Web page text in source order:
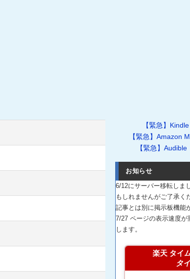
【緊急】
【緊急】Amazon
【緊急】
お知らせ
6/12にサーバー移転しま
もしれませんがご了承く
記事とは別に掲示板機能
7/27 ページの表示速度
します。
楽天 タイ
タ